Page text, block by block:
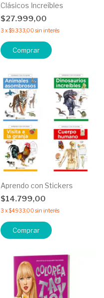
Clásicos Increíbles
$27.999,00
3 x$9.333,00 sin interés
Comprar
Aprendo con Stickers
$14.799,00
3 x$4.933,00 sin interés
Comprar